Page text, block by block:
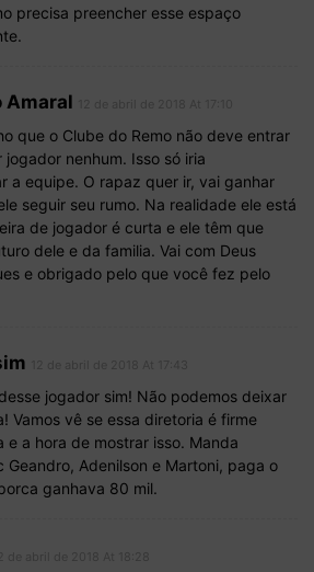
precisa preencher esse espaço
Amaral
que o Clube do Remo não deve entrar
jogador nenhum. Isso só iria
a equipe. O rapaz quer ir, vai ganhar
seguir seu rumo. Na realidade ele está
de jogador é curta e ele têm que
dele e da familia. Vai com Deus
e obrigado pelo que você fez pelo
jogador sim! Não podemos deixar
Vamos vê se essa diretoria é firme
e a hora de mostrar isso. Manda
Geandro, Adenilson e Martoni, paga o
ganhava 80 mil.